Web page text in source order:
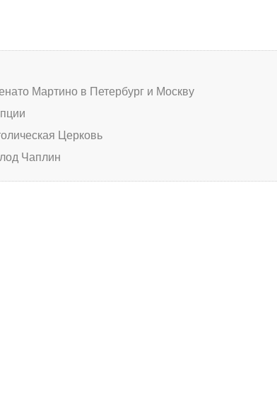
Мартино в Петербург и Москву
Церковь
Чаплин